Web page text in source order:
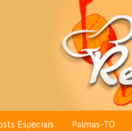
Especiais Palmas-TO